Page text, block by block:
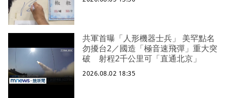
共軍首曝「人形機器士兵」 美罕點名
勿擾台2／國造「極音速飛彈」重大突
破 射程2千公里可「直通北京」
2026.08.02 18:35